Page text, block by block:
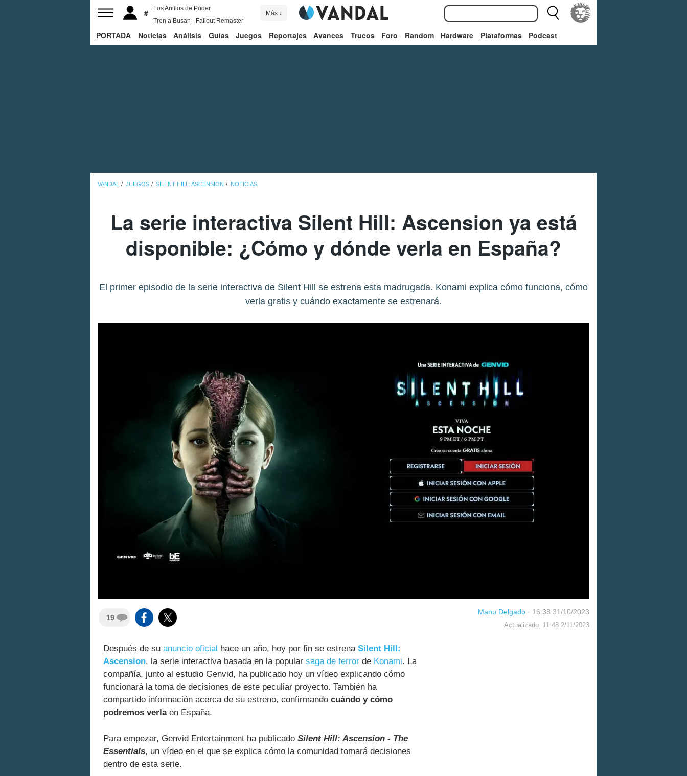
Los Anillos de Poder
Tren a Busan
Fallout Remaster
Juego de Tronos
Más ↓
PORTADA Noticias Análisis Guías Juegos Reportajes Avances Trucos Foro Random Hardware Plataformas Podcast
VANDAL JUEGOS SILENT HILL: ASCENSION NOTICIAS
La serie interactiva Silent Hill: Ascension ya está
disponible: ¿Cómo y dónde verla en España?
El primer episodio de la serie interactiva de Silent Hill se estrena esta madrugada. Konami explica cómo funciona, cómo
verla gratis y cuándo exactamente se estrenará.
19
Manu Delgado · 16:38 31/10/2023
Actualizado: 11:48 2/11/2023
Después de su anuncio oficial hace un año, hoy por fin se estrena Silent Hill:
Ascension, la serie interactiva basada en la popular saga de terror de Konami. La
compañía, junto al estudio Genvid, ha publicado hoy un vídeo explicando cómo
funcionará la toma de decisiones de este peculiar proyecto. También ha
compartido información acerca de su estreno, confirmando cuándo y cómo
podremos verlaen España.
Para empezar, Genvid Entertainment ha publicado Silent Hill: Ascension - The
Essentials, un vídeo en el que se explica cómo la comunidad tomará decisiones
dentro de esta serie.